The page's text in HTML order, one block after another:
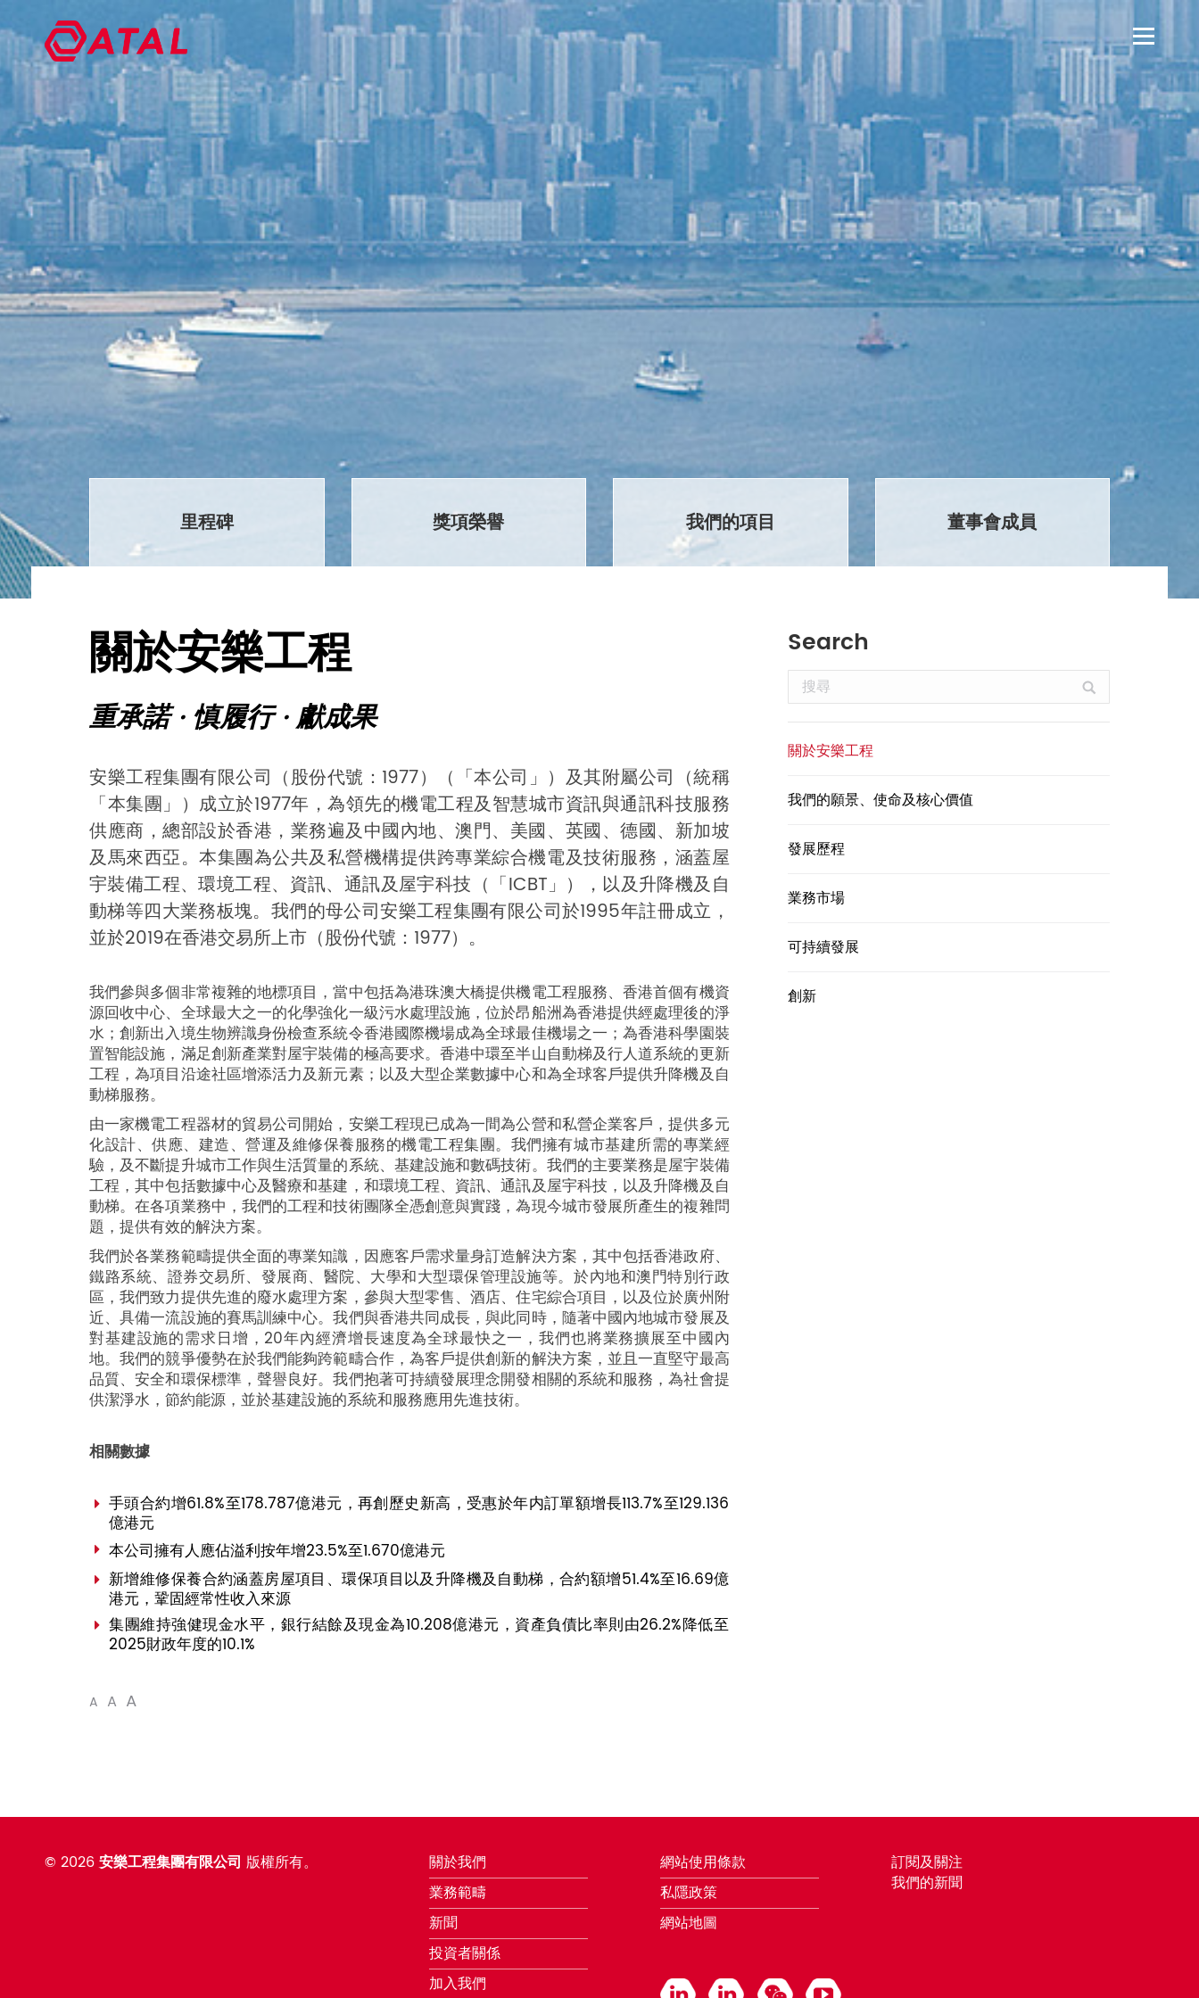
里程碑 獎項榮譽 我們的項目 董事會成員
關於安樂工程
重承諾 · 慎履行 · 獻成果
安樂工程集團有限公司（股份代號：1977）（「本公司」）及其附屬公司（統稱
「本集團」）成立於1977年，為領先的機電工程及智慧城市資訊與通訊科技服務
供應商，總部設於香港，業務遍及中國內地、澳門、美國、英國、德國、新加坡
及馬來西亞。本集團為公共及私營機構提供跨專業綜合機電及技術服務，涵蓋屋
宇裝備工程、環境工程、資訊、通訊及屋宇科技（「ICBT」），以及升降機及自
動梯等四大業務板塊。我們的母公司安樂工程集團有限公司於1995年註冊成立，
並於2019在香港交易所上市（股份代號：1977）。
我們參與多個非常複雜的地標項目，當中包括為港珠澳大橋提供機電工程服務、香港首個有機資
源回收中心、全球最大之一的化學強化一級污水處理設施，位於昂船洲為香港提供經處理後的淨
水；創新出入境生物辨識身份檢查系統令香港國際機場成為全球最佳機場之一；為香港科學園裝
置智能設施，滿足創新產業對屋宇裝備的極高要求。香港中環至半山自動梯及行人道系統的更新
工程，為項目沿途社區增添活力及新元素；以及大型企業數據中心和為全球客戶提供升降機及自
動梯服務。
由一家機電工程器材的貿易公司開始，安樂工程現已成為一間為公營和私營企業客戶，提供多元
化設計、供應、建造、營運及維修保養服務的機電工程集團。我們擁有城市基建所需的專業經
驗，及不斷提升城市工作與生活質量的系統、基建設施和數碼技術。我們的主要業務是屋宇裝備
工程，其中包括數據中心及醫療和基建，和環境工程、資訊、通訊及屋宇科技，以及升降機及自
動梯。在各項業務中，我們的工程和技術團隊全憑創意與實踐，為現今城市發展所產生的複雜問
題，提供有效的解決方案。
我們於各業務範疇提供全面的專業知識，因應客戶需求量身訂造解決方案，其中包括香港政府、
鐵路系統、證券交易所、發展商、醫院、大學和大型環保管理設施等。於內地和澳門特別行政
區，我們致力提供先進的廢水處理方案，參與大型零售、酒店、住宅綜合項目，以及位於廣州附
近、具備一流設施的賽馬訓練中心。我們與香港共同成長，與此同時，隨著中國內地城市發展及
對基建設施的需求日增，20年內經濟增長速度為全球最快之一，我們也將業務擴展至中國內
地。我們的競爭優勢在於我們能夠跨範疇合作，為客戶提供創新的解決方案，並且一直堅守最高
品質、安全和環保標準，聲譽良好。我們抱著可持續發展理念開發相關的系統和服務，為社會提
供潔淨水，節約能源，並於基建設施的系統和服務應用先進技術。
相關數據
手頭合約增61.8%至178.787億港元，再創歷史新高，受惠於年内訂單額增長113.7%至129.136
億港元
本公司擁有人應佔溢利按年增23.5%至1.670億港元
新增維修保養合約涵蓋房屋項目、環保項目以及升降機及自動梯，合約額增51.4%至16.69億
港元，鞏固經常性收入來源
集團維持強健現金水平，銀行結餘及現金為10.208億港元，資產負債比率則由26.2%降低至
2025財政年度的10.1%
A A A
Search
Search:
關於安樂工程
我們的願景、使命及核心價值
發展歷程
業務市場
可持續發展
創新
© 2026安樂工程集團有限公司 版權所有。
關於我們
業務範疇
新聞
投資者關係
加入我們
網站使用條款
私隱政策
網站地圖
訂閱及關注
我們的新聞